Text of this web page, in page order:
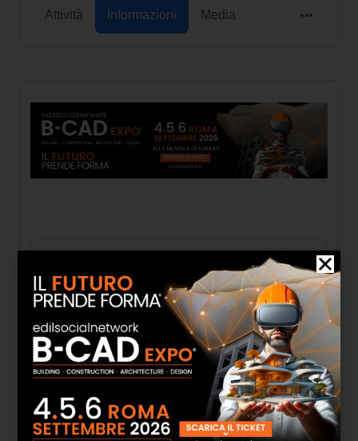
Attività Informazioni Media
ISOVISTA® – Il primo pannello di isolamento
su misura con mattoni facciavista
Isovista® è il primo pannello innovativo di
isolamento a cappotto con mattoni
facciavista. Creato da una pluriennale
esperienza nel campo edile e da una ricerca
tecnologica all’avanguardia, concilia la
perfetta capacità di isolamento all’estetica
raffinata tipica del mattone. L’innovazione